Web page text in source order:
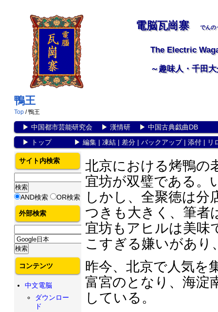
電脳瓦崗寨 でんの
The Electric
～趣味人・千田
鴨王
Top / 鴨王
▶ 中国都市芸能研究会▶ 漢情研▶ 中国古典戯曲DB
▶
トップ▶ 編集| 凍結| 差分| バックアップ| 添付| リ
北京における烤鴨の
宜坊が双璧である。
しかし、全聚徳は
つきも大きく、筆者
宜坊もアヒルは美味
こすぎる嫌いがあり
昨今、北京で人気を
富宮のとなり、海淀
している。
サイト内検索
AND検索 OR検索
外部検索
コンテンツ
中文電脳
ダウンロー
ド